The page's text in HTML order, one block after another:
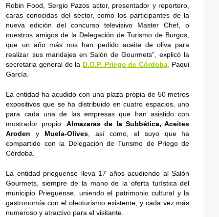
Robin Food, Sergio Pazos actor, presentador y reportero,
caras conocidas del sector, como los participantes de la
nueva edición del concurso televisivo Master Chef, o
nuestros amigos de la Delegación de Turismo de Burgos,
que un año más nos han pedido aceite de oliva para
realizar sus maridajes en Salón de Gourmets”, explicó la
secretaria general de la D.O.P. Priego de Córdoba, Paqui
García.
La entidad ha acudido con una plaza propia de 50 metros
expositivos que se ha distribuido en cuatro espacios, uno
para cada una de las empresas que han asistido con
mostrador propio:Almazaras de la Subbética, Aceites
Aroden y Muela-Olives, así como, el suyo que ha
compartido con la Delegación de Turismo de Priego de
Córdoba.
La entidad prieguense lleva 17 años acudiendo al Salón
Gourmets, siempre de la mano de la oferta turística del
municipio Prieguense, uniendo el patrimonio cultural y la
gastronomía con el oleoturismo existente, y cada vez más
numeroso y atractivo para el visitante.